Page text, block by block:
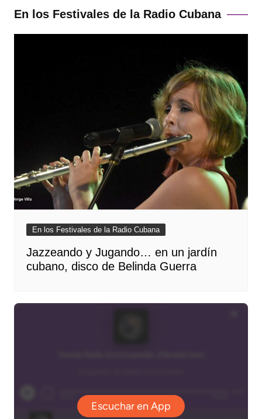
En los Festivales de la Radio Cubana
En los Festivales de la Radio Cubana
Jazzeando y Jugando… en un jardín
cubano, disco de Belinda Guerra